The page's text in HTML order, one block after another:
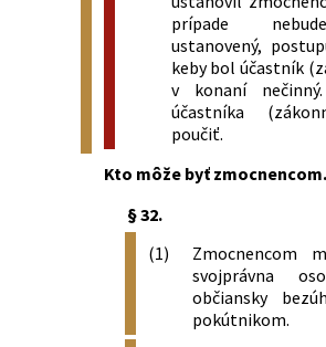
prípade
ustanovený,
keby bol účastník
v konaní
účastníka
poučiť.
Kto môže byť zmocnencom.
§ 32.
(1)
Zmocnencom
svojprávna
občiansky
pokútnikom.